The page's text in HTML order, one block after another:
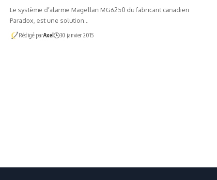
Le système d’alarme Magellan MG6250 du fabricant canadien
Paradox, est une solution…
Rédigé parAxel 30 janvier 2015